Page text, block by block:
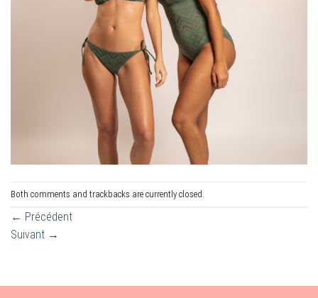
Both comments and trackbacks are currently closed.
← Précédent
Suivant →